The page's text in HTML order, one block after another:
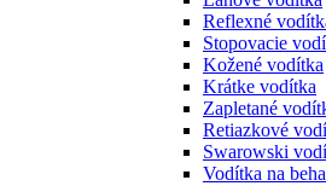
Reflexné
Stopovacie
Kožené vodítka
Krátke vodítka
Zapletané
Retiazkové
Swarowski
Vodítka na